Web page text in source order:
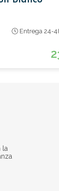
Entrega 24-
la